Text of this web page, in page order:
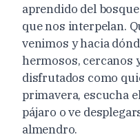
aprendido del
que nos interpelan.
venimos y hacia
hermosos, cercanos
disfrutados como
primavera, escucha
pájaro o ve
almendro.